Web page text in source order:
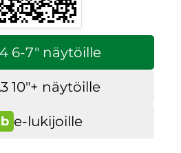
6-7″ näytöille
10″+ näytöille
e-lukijoille